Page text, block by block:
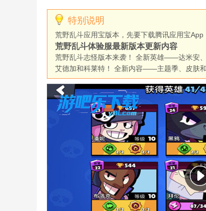
荒野乱斗应用宝版本，先要下载腾讯应用宝
荒野乱斗体验服最新版本更新内容
荒野乱斗志怪版本来袭！ 全新英雄——达米安
艾德加和科莱特！ 全新内容——主题季、皮肤
特别说明